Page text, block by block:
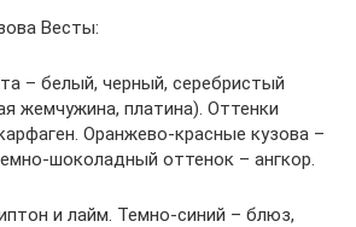
Весты:
– белый, черный, серебристый
жемчужина, платина). Оттенки
Оранжево-красные кузова –
шоколадный оттенок – ангкор.
и лайм. Темно-синий – блюз,